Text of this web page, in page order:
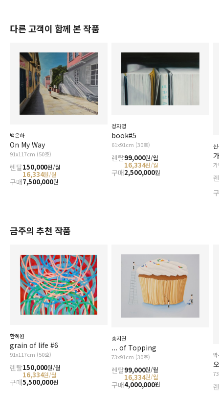
다른 고객이 함께 본 작품
백은하
On My Way
91x117cm (50호)
렌탈150,000원/월
16,334원/월
구매7,500,000원
정자영
book#5
61x91cm (30호)
렌탈99,000원/월
16,334원/월
구매2,500,000원
금주의 추천 작품
한혜원
grain of life #6
91x117cm (50호)
렌탈150,000원/월
16,334원/월
구매5,500,000원
송지연
... of Topping
73x91cm (30호)
렌탈99,000원/월
16,334원/월
구매4,000,000원